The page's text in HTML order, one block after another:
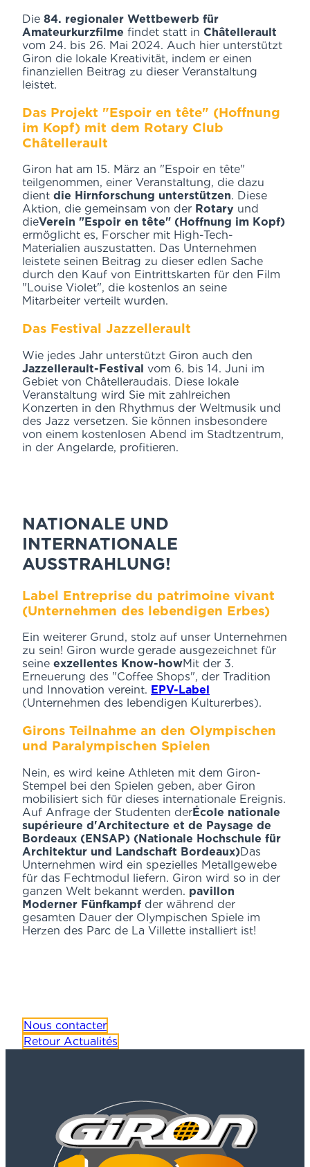
Die 84. regionaler Wettbewerb für
Amateurkurzfilme findet statt in Châtellerault
vom 24. bis 26. Mai 2024. Auch hier unterstützt
Giron die lokale Kreativität, indem er einen
finanziellen Beitrag zu dieser Veranstaltung
leistet.
Das Projekt "Espoir en tête" (Hoffnung
im Kopf) mit dem Rotary Club
Châtellerault
Giron hat am 15. März an "Espoir en tête"
teilgenommen, einer Veranstaltung, die dazu
dient die Hirnforschung unterstützen. Diese
Aktion, die gemeinsam von der Rotary und
dieVerein "Espoir en tête" (Hoffnung im Kopf)
ermöglicht es, Forscher mit High-Tech-
Materialien auszustatten. Das Unternehmen
leistete seinen Beitrag zu dieser edlen Sache
durch den Kauf von Eintrittskarten für den Film
"Louise Violet", die kostenlos an seine
Mitarbeiter verteilt wurden.
Das Festival Jazzellerault
Wie jedes Jahr unterstützt Giron auch den
Jazzellerault-Festival vom 6. bis 14. Juni im
Gebiet von Châtelleraudais. Diese lokale
Veranstaltung wird Sie mit zahlreichen
Konzerten in den Rhythmus der Weltmusik und
des Jazz versetzen. Sie können insbesondere
von einem kostenlosen Abend im Stadtzentrum,
in der Angelarde, profitieren.
NATIONALE UND
INTERNATIONALE
AUSSTRAHLUNG!
Label Entreprise du patrimoine vivant
(Unternehmen des lebendigen Erbes)
Ein weiterer Grund, stolz auf unser Unternehmen
zu sein! Giron wurde gerade ausgezeichnet für
seine exzellentes Know-howMit der 3.
Erneuerung des "Coffee Shops", der Tradition
und Innovation vereint. EPV-Label
(Unternehmen des lebendigen Kulturerbes).
Girons Teilnahme an den Olympischen
und Paralympischen Spielen
Nein, es wird keine Athleten mit dem Giron-
Stempel bei den Spielen geben, aber Giron
mobilisiert sich für dieses internationale Ereignis.
Auf Anfrage der Studenten derÉcole nationale
supérieure d'Architecture et de Paysage de
Bordeaux (ENSAP) (Nationale Hochschule für
Architektur und Landschaft Bordeaux)Das
Unternehmen wird ein spezielles Metallgewebe
für das Fechtmodul liefern. Giron wird so in der
ganzen Welt bekannt werden. pavillon
Moderner Fünfkampf der während der
gesamten Dauer der Olympischen Spiele im
Herzen des Parc de La Villette installiert ist!
Nous contacter
Retour Actualités